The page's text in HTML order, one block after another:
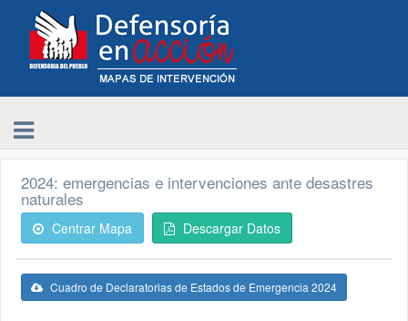
2024: emergencias e intervenciones ante desastres
naturales
Centrar Mapa Descargar Datos
Cuadro de Declaratorias de Estados de Emergencia 2024